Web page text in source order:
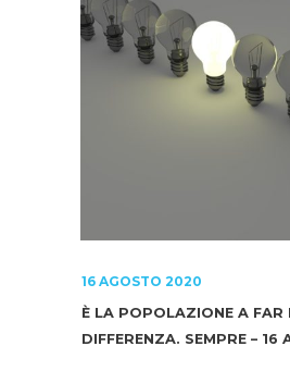
16 AGOSTO 2020
È LA POPOLAZIONE A FAR
DIFFERENZA. SEMPRE –